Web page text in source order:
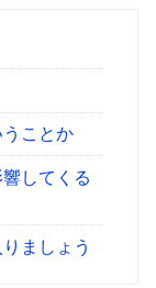
ことか
してくる
ましょう